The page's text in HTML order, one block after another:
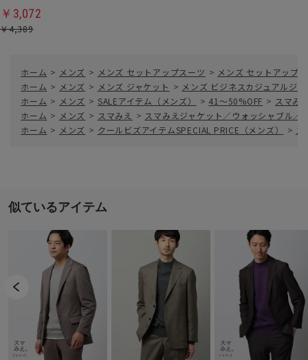
￥3,072
￥4,389
ホーム > メンズ > メンズ セットアップスーツ > メンズ セットアップ
ホーム > メンズ > メンズ ジャケット > メンズ ビジネスカジュアルジ
ホーム > メンズ > SALEアイテム（メンズ） > 41～50%OFF > スマみ
ホーム > メンズ > スマみえ > スマみえジャケット／ウォッシャブル
ホーム > メンズ > クールビズアイテムSPECIAL PRICE（メンズ） > ス